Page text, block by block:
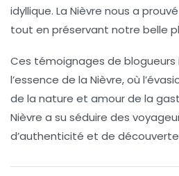
idyllique. La Nièvre nous a
tout en préservant notre belle
Ces témoignages de
l’essence de la Nièvre, où
de la nature et amour de la
Nièvre a su séduire des
d’authenticité et de